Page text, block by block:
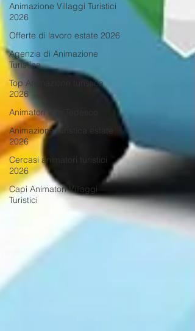
Animazione Villaggi Turistici
2026
Offerte di lavoro estate 2026
Agenzia di Animazione
Turistica
Top Animazione turistica
2026
Animatori con Tedesco
Animazione turistica estate
2026
Cercasi animatori turistici
2026
Capi Animatori Villaggi
Turistici